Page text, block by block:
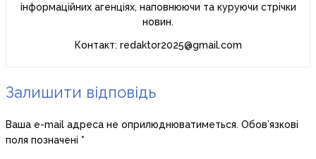
інформаційних агенціях, наповнюючи та куруючи стрічки
новин.
Контакт: redaktor2025@gmail.com
Залишити відповідь
Ваша e-mail адреса не оприлюднюватиметься. Обов’язкові
поля позначені *